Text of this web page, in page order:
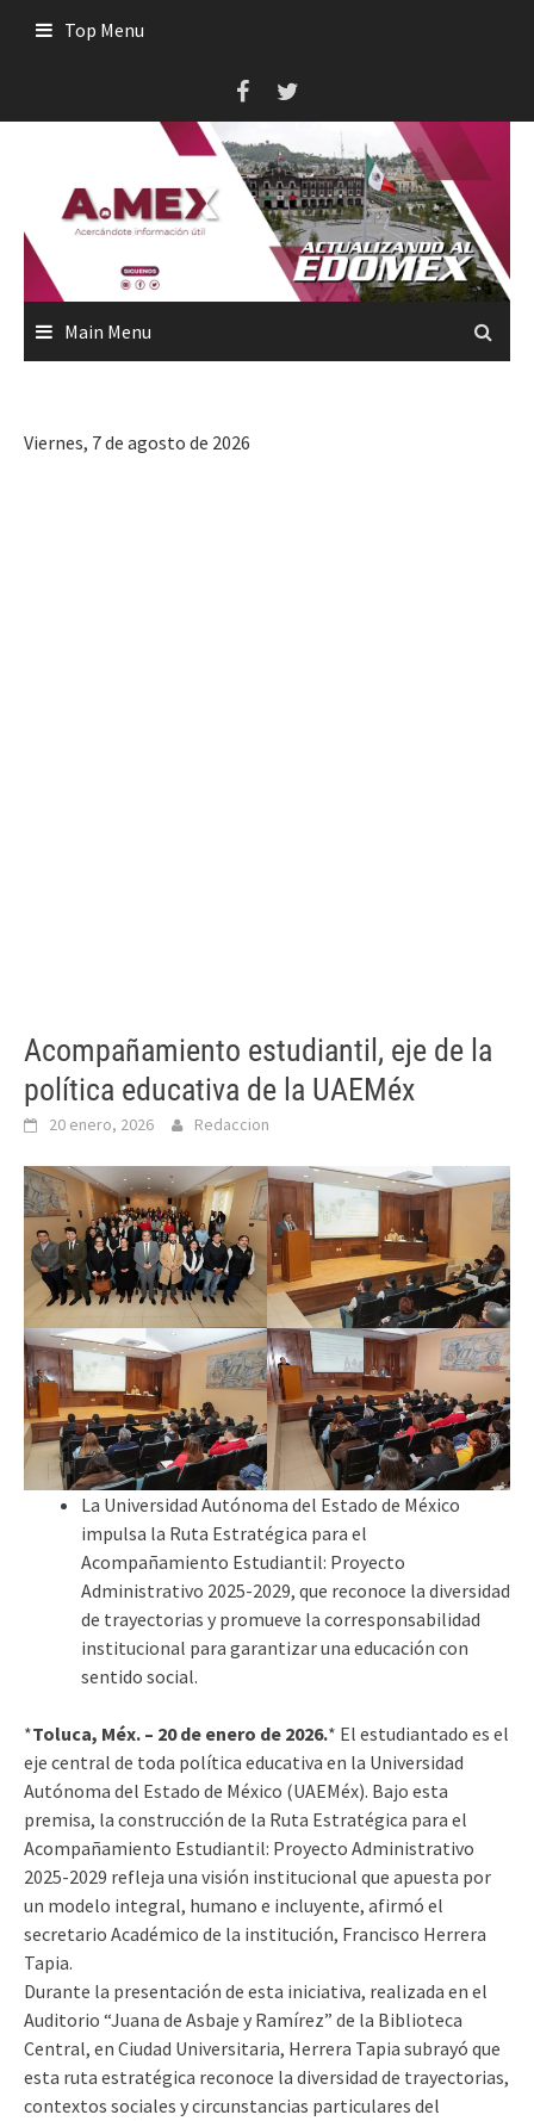
Top Menu
Main Menu
Viernes, 7 de agosto de 2026
Acompañamiento estudiantil, eje de la
política educativa de la UAEMéx
20 enero, 2026 Redaccion
La Universidad Autónoma del Estado de México
impulsa la Ruta Estratégica para el
Acompañamiento Estudiantil: Proyecto
Administrativo 2025-2029, que reconoce la diversidad
de trayectorias y promueve la corresponsabilidad
institucional para garantizar una educación con
sentido social.
*Toluca, Méx. – 20 de enero de 2026.* El estudiantado es el
eje central de toda política educativa en la Universidad
Autónoma del Estado de México (UAEMéx). Bajo esta
premisa, la construcción de la Ruta Estratégica para el
Acompañamiento Estudiantil: Proyecto Administrativo
2025-2029 refleja una visión institucional que apuesta por
un modelo integral, humano e incluyente, afirmó el
secretario Académico de la institución, Francisco Herrera
Tapia.
Durante la presentación de esta iniciativa, realizada en el
Auditorio “Juana de Asbaje y Ramírez” de la Biblioteca
Central, en Ciudad Universitaria, Herrera Tapia subrayó que
esta ruta estratégica reconoce la diversidad de trayectorias,
contextos sociales y circunstancias particulares del